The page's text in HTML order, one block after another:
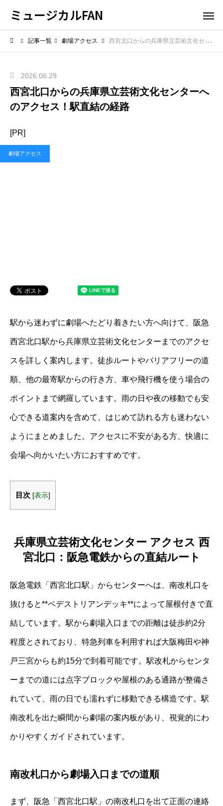
ミュージカルFAN
記事一覧 劇場アクセス 西宮北口からの兵庫県立芸術文化センターへのアクセス！駅直結の経路
2026.06.29
西宮北口からの兵庫県立芸術文化センターへ
のアクセス！駅直結の経路
[PR]
劇場アクセス
駅から迷わずに劇場へたどり着きたい方へ向けて、阪急
西宮北口駅から兵庫県立芸術文化センターまでのアクセ
スを詳しく案内します。徒歩ルートやバリアフリーの道
順、他の最寄駅からの行き方、車や飛行機を使う場合の
ポイントまで網羅しています。雨の日や夜の移動でも安
心できる道案内を含めて、はじめて訪れる方も迷わない
ようにまとめました。アクセスに不安がある方、快適に
会場へ向かいたい方におすすめです。
目次 [表示]
兵庫県立芸術文化センター アクセス 西
宮北口：阪急電鉄からの直結ルート
阪急電鉄「西宮北口駅」からセンターへは、南改札口を
抜けると**ペデストリアンデッキ**によって屋根付きで直
結しています。駅から劇場入口までの距離は徒歩約2分
程度とされており、特急列車を利用すれば大阪梅田や神
戸三宮からも約15分で到着可能です。駅改札からセンタ
ーまでの道には点字ブロックや屋根のある通路が整備さ
れていて、雨の日でも濡れずに移動できる構造です。駅
南改札を出た瞬間から劇場の案内板があり、視覚的にわ
かりやすくガイドされています。
南改札口から劇場入口までの道順
まず、阪急「西宮北口駅」の南改札口を出て正面の連絡